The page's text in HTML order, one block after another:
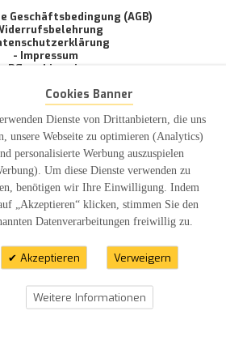
Geschäftsbedingung (AGB)
- Impressum
- Pflegehinweise
Cookies Banner
Dienste von Drittanbietern, die uns
unsere Webseite zu optimieren (Analytics)
personalisierte Werbung auszuspielen
Um diese Dienste verwenden zu
benötigen wir Ihre Einwilligung. Indem
„Akzeptieren“ klicken, stimmen Sie den
Datenverarbeitungen freiwillig zu.
Akzeptieren Verweigern
Weitere Informationen